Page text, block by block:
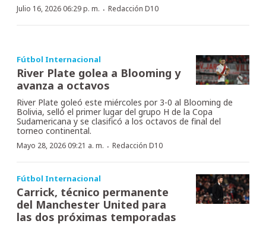
Julio 16, 2026 06:29 p. m. · Redacción D10
Fútbol Internacional
River Plate golea a Blooming y
avanza a octavos
River Plate goleó este miércoles por 3-0 al Blooming de
Bolivia, selló el primer lugar del grupo H de la Copa
Sudamericana y se clasificó a los octavos de final del
torneo continental.
Mayo 28, 2026 09:21 a. m. · Redacción D10
Fútbol Internacional
Carrick, técnico permanente
del Manchester United para
las dos próximas temporadas